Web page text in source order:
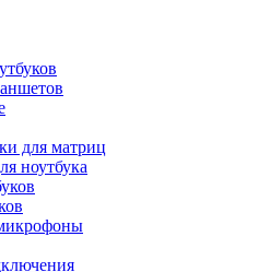
для матриц
ноутбука